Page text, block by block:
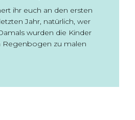
ihr euch an den ersten
Jahr, natürlich, wer
wurden die Kinder
zu malen